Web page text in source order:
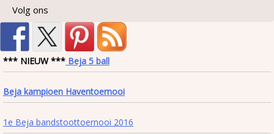
Volg ons
*** NIEUW *** Beja 5 ball
Beja kampioen Haventoernooi
1e Beja bandstoottoernooi 2016